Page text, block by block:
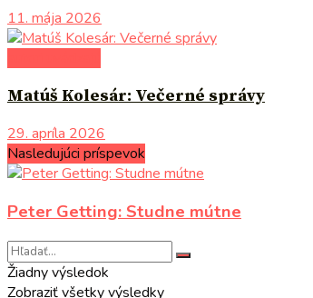
11. mája 2026
Matúš Kolesár: Večerné správy
29. apríla 2026
Nasledujúci príspevok
Peter Getting: Studne mútne
Žiadny výsledok
Zobraziť všetky výsledky